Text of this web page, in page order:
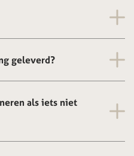
geleverd?
als iets niet